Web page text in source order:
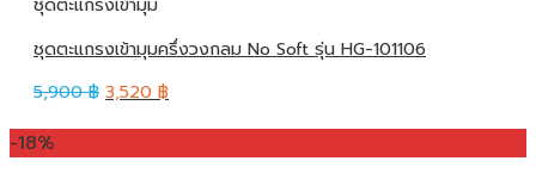
ชุดตะแกรงเข้ามุม
ชุดตะแกรงเข้ามุมครึ่งวงกลม No Soft รุ่น HG-101106
5,900฿ 3,520 ฿
-18%